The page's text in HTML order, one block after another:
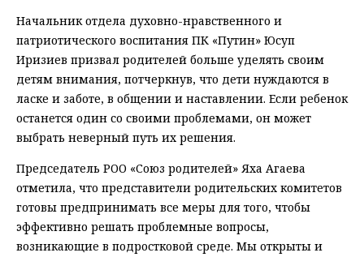
Начальник отдела духовно-нравственного и
патриотического воспитания ПК «Путин» Юсуп
Иризиев призвал родителей больше уделять своим
детям внимания, потчеркнув, что дети нуждаются в
ласке и заботе, в общении и наставлении. Если ребенок
останется один со своими проблемами, он может
выбрать неверный путь их решения.
Председатель РОО «Союз родителей» Яха Агаева
отметила, что представители родительских комитетов
готовы предпринимать все меры для того, чтобы
эффективно решать проблемные вопросы,
возникающие в подростковой среде. Мы открыты и